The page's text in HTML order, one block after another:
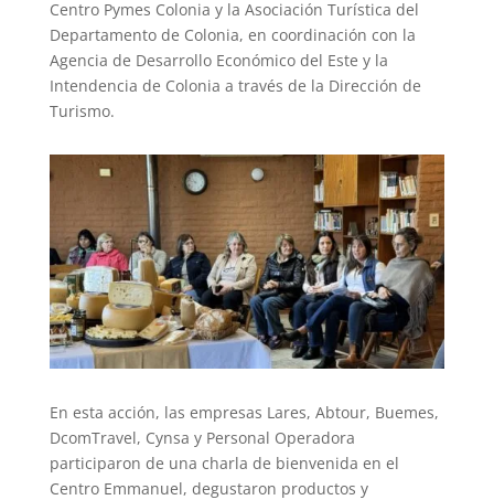
Centro Pymes Colonia y la Asociación Turística del
Departamento de Colonia, en coordinación con la
Agencia de Desarrollo Económico del Este y la
Intendencia de Colonia a través de la Dirección de
Turismo.
En esta acción, las empresas Lares, Abtour, Buemes,
DcomTravel, Cynsa y Personal Operadora
participaron de una charla de bienvenida en el
Centro Emmanuel, degustaron productos y